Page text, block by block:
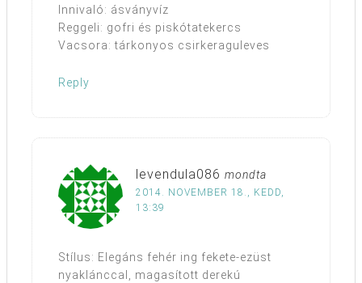
Innivaló: ásványvíz
Reggeli: gofri és piskótatekercs
Vacsora: tárkonyos csirkeraguleves
Reply
levendula086 mondta
2014. NOVEMBER 18., KEDD,
13:39
Stílus: Elegáns fehér ing fekete-ezüst
nyaklánccal, magasított derekú